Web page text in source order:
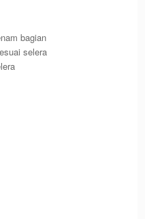
bagian
selera